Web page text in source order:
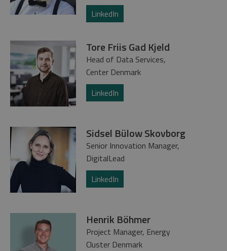
LinkedIn
Tore Friis Gad Kjeld
Head of Data Services,
Center Denmark
LinkedIn
Sidsel Bülow Skovborg
Senior Innovation Manager,
DigitalLead
LinkedIn
Henrik Böhmer
Project Manager, Energy
Cluster Denmark